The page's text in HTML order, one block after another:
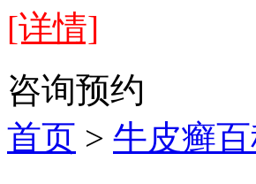
[详情]
咨询预约
首页 > 牛皮癣